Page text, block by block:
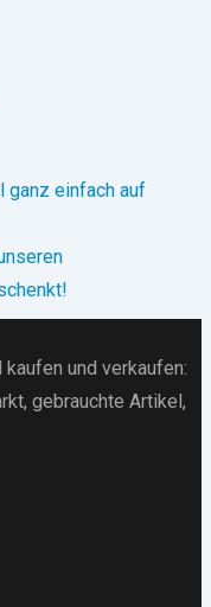
ganz einfach auf
und verkaufen:
gebrauchte Artikel ,